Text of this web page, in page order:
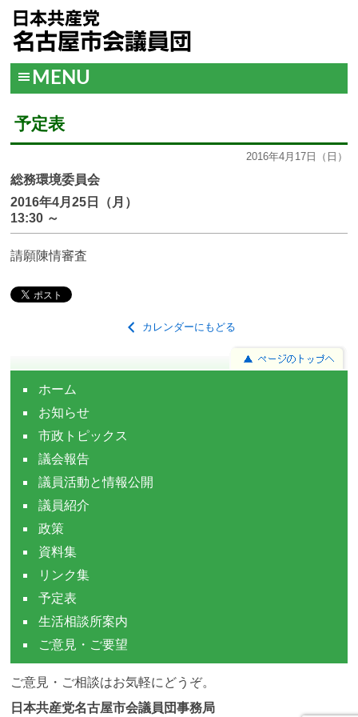
MENU
予定表
2016年4月17日（日）
総務環境委員会
2016年4月25日（月）
13:30 ～
請願陳情審査
カレンダーにもどる
ホーム
お知らせ
市政トピックス
議会報告
議員活動と情報公開
議員紹介
政策
資料集
リンク集
予定表
生活相談所案内
ご意見・ご要望
ご意見・ご相談はお気軽にどうぞ。
日本共産党名古屋市会議員団事務局